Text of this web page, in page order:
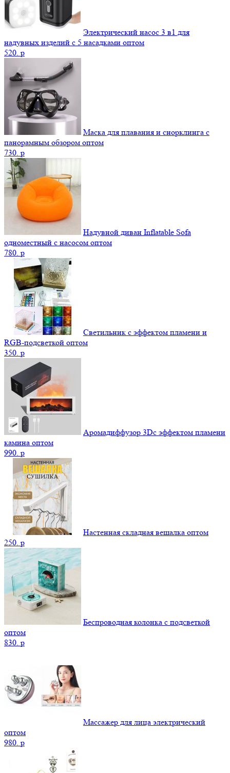
Электрический насос 3 в1 для
надувных изделий с 5 насадками оптом
520. p
Маска для плавания и снорклинга с
панорамным обзором оптом
730. p
Надувной диван Inflatable Sofa
одноместный с насосом оптом
780. p
Светильник с эффектом пламени и
RGB-подсветкой оптом
350. p
Аромадиффузор 3Dс эффектом пламени
камина оптом
990. p
Настенная складная вешалка оптом
250. p
Беспроводная колонка с подсветкой
оптом
830. p
Массажер для лица электрический
оптом
980. p